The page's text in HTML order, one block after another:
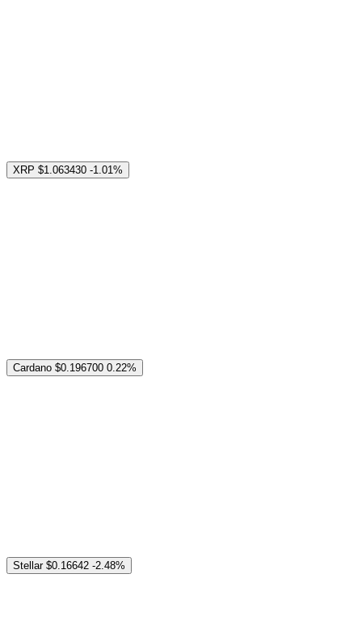
XRP $1.063430 -1.01%
Cardano $0.196700 0.22%
Stellar $0.16642 -2.48%